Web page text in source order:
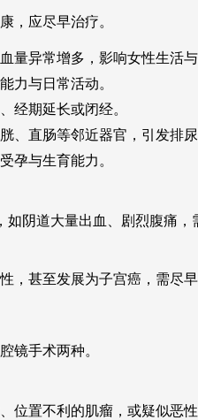
，应尽早治疗。
量异常增多，影响女性生活与
力与日常活动。
经期延长或闭经。
、直肠等邻近器官，引发排
孕与生育能力。
阴道大量出血、剧烈腹痛
，甚至发展为子宫癌，需尽早
镜手术两种。
位置不利的肌瘤，或疑似恶